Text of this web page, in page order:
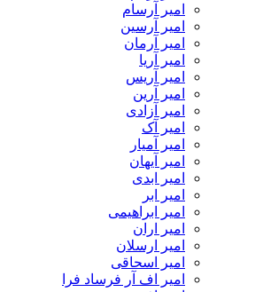
امیر آرسام
امیر آرسین
امیر آرمان
امیر آریا
امیر آریس
امیر آرین
امیر آزادی
امیر آک
امیر آمیار
امیر آیهان
امیر ابدی
امیر ابر
امیر ابراهیمی
امیر اران
امیر ارسلان
امیر اسحاقی
امیر اف آر فرساد فرا